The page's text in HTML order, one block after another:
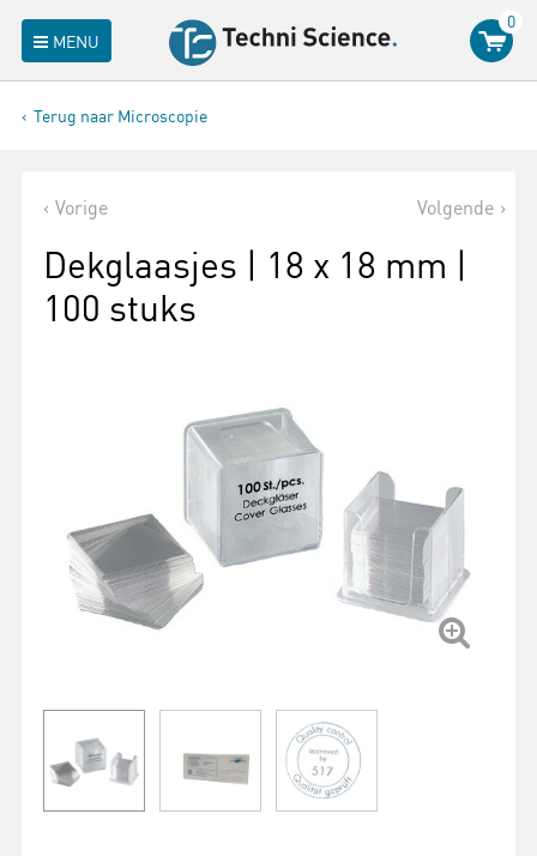
MENU
0
Terug naar Microscopie
Vorige Volgende
Dekglaasjes | 18 x 18 mm |
100 stuks